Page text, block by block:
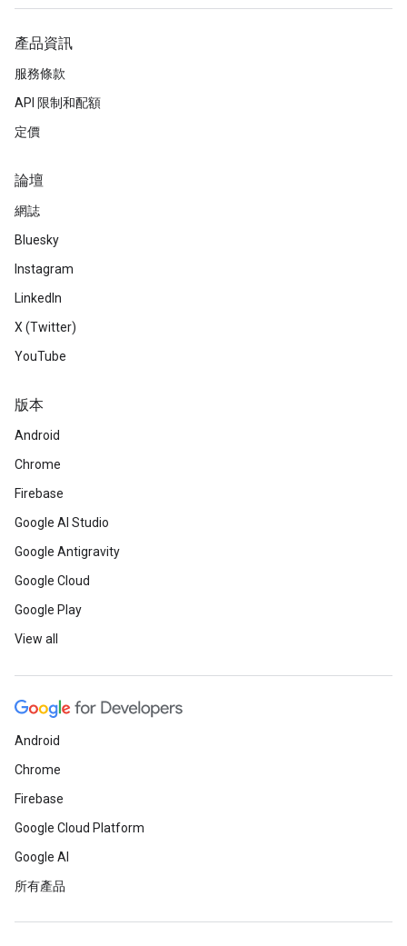
產品資訊
服務條款
API 限制和配額
定價
論壇
網誌
Bluesky
Instagram
LinkedIn
X (Twitter)
YouTube
版本
Android
Chrome
Firebase
Google AI Studio
Google Antigravity
Google Cloud
Google Play
View all
Android
Chrome
Firebase
Google Cloud Platform
Google AI
所有產品